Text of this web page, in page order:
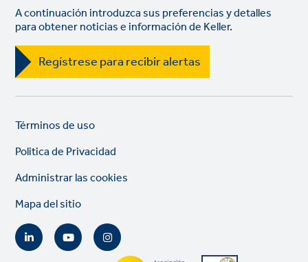
A continuación introduzca sus preferencias y detalles
para obtener noticias e información de Keller.
Regístrese para recibir alertas
Legal
links
Términos de uso
Politica de Privacidad
Administrar las cookies
Mapa del sitio